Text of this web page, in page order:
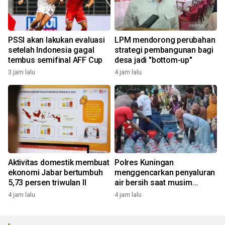
PSSI akan lakukan evaluasi
setelah Indonesia gagal
tembus semifinal AFF Cup
3 jam lalu
LPM mendorong perubahan
strategi pembangunan bagi
desa jadi "bottom-up"
4 jam lalu
Aktivitas domestik membuat
ekonomi Jabar bertumbuh
5,73 persen triwulan II
4 jam lalu
Polres Kuningan
menggencarkan penyaluran
air bersih saat musim
kemarau
4 jam lalu